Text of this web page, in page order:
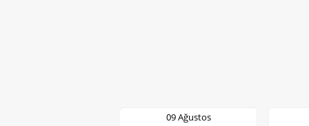
09 Ağustos